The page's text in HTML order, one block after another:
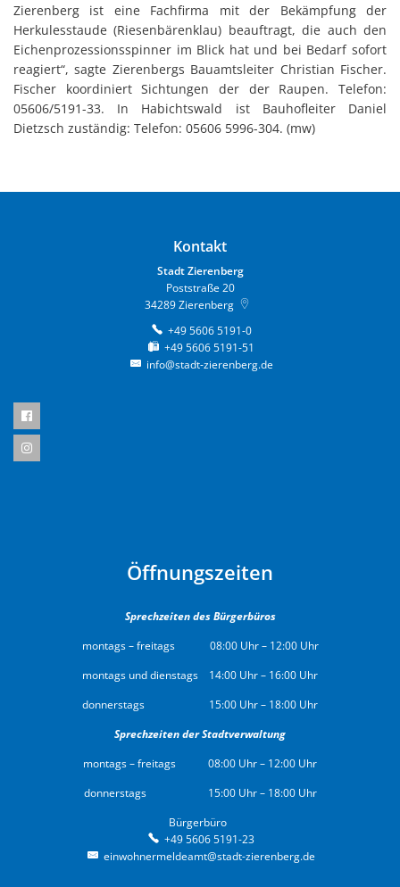
Zierenberg ist eine Fachfirma mit der Bekämpfung der
Herkulesstaude (Riesenbärenklau) beauftragt, die auch den
Eichenprozessionsspinner im Blick hat und bei Bedarf sofort
reagiert“, sagte Zierenbergs Bauamtsleiter Christian Fischer.
Fischer koordiniert Sichtungen der der Raupen. Telefon:
05606/5191-33. In Habichtswald ist Bauhofleiter Daniel
Dietzsch zuständig: Telefon: 05606 5996-304. (mw)
Kontakt
Stadt Zierenberg
Poststraße 20
34289Zierenberg
+49 5606 5191-0
+49 5606 5191-51
info@stadt-zierenberg.de
Öffnungszeiten
Sprechzeiten des Bürgerbüros
montags – freitags 08:00 Uhr – 12:00 Uhr
montags und dienstags 14:00 Uhr – 16:00 Uhr
donnerstags 15:00 Uhr – 18:00 Uhr
Sprechzeiten der Stadtverwaltung
montags – freitags 08:00 Uhr – 12:00 Uhr
donnerstags 15:00 Uhr – 18:00 Uhr
Bürgerbüro
+49 5606 5191-23
einwohnermeldeamt@stadt-zierenberg.de